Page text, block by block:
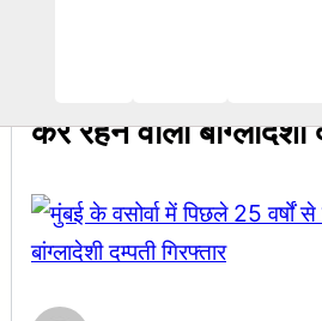
कर रहने वाला बांग्लादेशी